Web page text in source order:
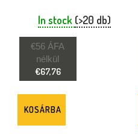
FEKETE
In stock (>20 db)
€56 ÁFA
nélkül
€67,76
KOSÁRBA